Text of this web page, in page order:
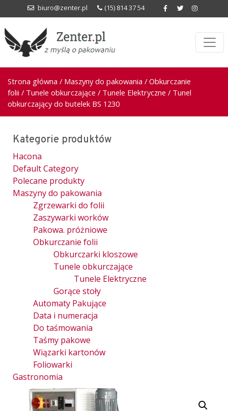
biuro@zenter.pl (15) 814 37 54
Strona główna / Maszyny do pakowania / Obkurczanie
folii / Tunele obkurczające / Tunele Elektryczne / Tunel
obkurczający do butelek BS 1230
Kategorie produktów
Hacona
Default Category
Polecane produkty
Maszyny do pakowania
Zgrzewarki do folii
Zaszywarki worków
Pakowa. próżniowe
Obkurczanie folii
Obkurczarki kloszowe
Tunele obkurczające
Tunele Elektryczne
Gorące stoły
Automaty Pakujące
Data i numeracja
Do taśmowania
Taśmy pakowe
Wiązarki kartonów
Foliowarki
Gastronomia